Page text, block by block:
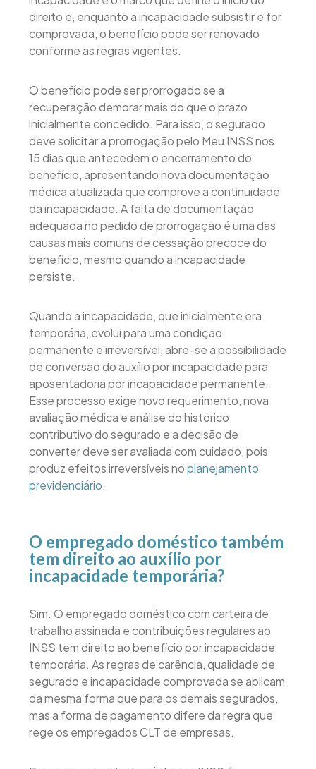
direito e, enquanto a incapacidade subsistir e for
comprovada, o benefício pode ser renovado
conforme as regras vigentes.
O benefício pode ser prorrogado se a
recuperação demorar mais do que o prazo
inicialmente concedido. Para isso, o segurado
deve solicitar a prorrogação pelo Meu INSS nos
15 dias que antecedem o encerramento do
benefício, apresentando nova documentação
médica atualizada que comprove a continuidade
da incapacidade. A falta de documentação
adequada no pedido de prorrogação é uma das
causas mais comuns de cessação precoce do
benefício, mesmo quando a incapacidade
persiste.
Quando a incapacidade, que inicialmente era
temporária, evolui para uma condição
permanente e irreversível, abre-se a possibilidade
de conversão do auxílio por incapacidade para
aposentadoria por incapacidade permanente.
Esse processo exige novo requerimento, nova
avaliação médica e análise do histórico
contributivo do segurado e a decisão de
converter deve ser avaliada com cuidado, pois
produz efeitos irreversíveis noplanejamento
previdenciário.
O empregado doméstico também
tem direito ao auxílio por
incapacidade temporária?
Sim. O empregado doméstico com carteira de
trabalho assinada e contribuições regulares ao
INSS tem direito ao benefício por incapacidade
temporária. As regras de carência, qualidade de
segurado e incapacidade comprovada se aplicam
da mesma forma que para os demais segurados,
mas a forma de pagamento difere da regra que
rege os empregados CLT de empresas.